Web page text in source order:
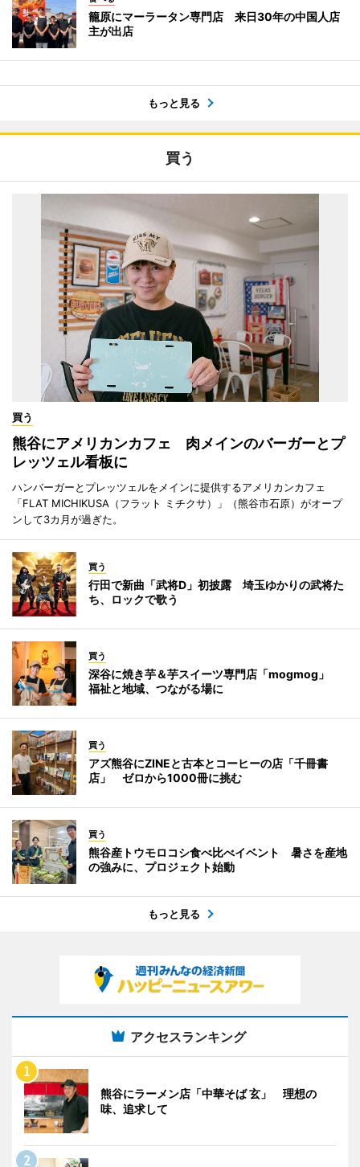
籠原にマーラータン専門店 来日30年の中国人店
主が出店
もっと見る
買う
買う
熊谷にアメリカンカフェ 肉メインのバーガーとプ
レッツェル看板に
ハンバーガーとプレッツェルをメインに提供するアメリカンカフェ
「FLAT MICHIKUSA（フラット ミチクサ）」（熊谷市石原）がオープ
ンして3カ月が過ぎた。
買う
行田で新曲「武将D」初披露 埼玉ゆかりの武将た
ち、ロックで歌う
買う
深谷に焼き芋＆芋スイーツ専門店「mogmog」
福祉と地域、つながる場に
買う
アズ熊谷にZINEと古本とコーヒーの店「千冊書
店」 ゼロから1000冊に挑む
買う
熊谷産トウモロコシ食べ比べイベント 暑さを産地
の強みに、プロジェクト始動
もっと見る
アクセスランキング
熊谷にラーメン店「中華そば 玄」 理想の
味、追求して